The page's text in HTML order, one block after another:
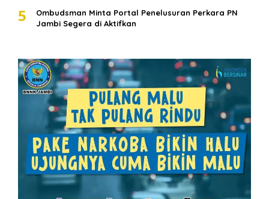
5
Ombudsman Minta Portal Penelusuran Perkara PN
Jambi Segera di Aktifkan